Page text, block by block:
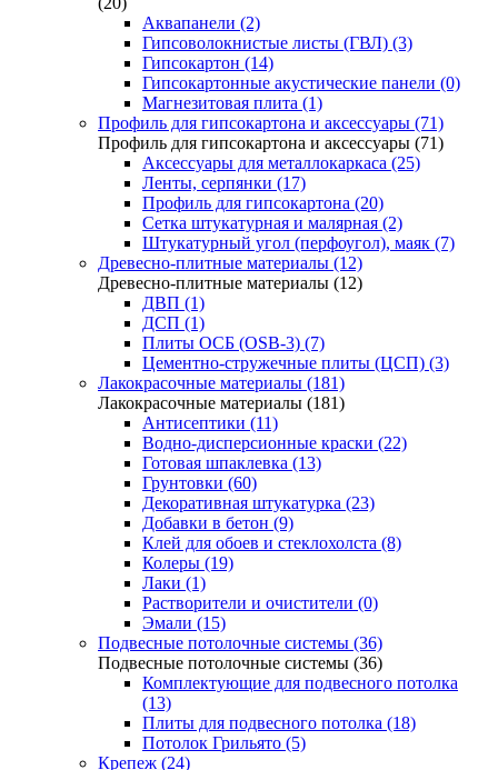
Аквапанели (2)
Гипсоволокнистые листы (ГВЛ) (3)
Гипсокартон (14)
Гипсокартонные акустические панели (0)
Магнезитовая плита (1)
Профиль для гипсокартона и аксессуары (71)
Профиль для гипсокартона и аксессуары (71)
Аксессуары для металлокаркаса (25)
Ленты, серпянки (17)
Профиль для гипсокартона (20)
Сетка штукатурная и малярная (2)
Штукатурный угол (перфоугол), маяк (7)
Древесно-плитные материалы (12)
Древесно-плитные материалы (12)
ДВП (1)
ДСП (1)
Плиты ОСБ (OSB-3) (7)
Цементно-стружечные плиты (ЦСП) (3)
Лакокрасочные материалы (181)
Лакокрасочные материалы (181)
Антисептики (11)
Водно-дисперсионные краски (22)
Готовая шпаклевка (13)
Грунтовки (60)
Декоративная штукатурка (23)
Добавки в бетон (9)
Клей для обоев и стеклохолста (8)
Колеры (19)
Лаки (1)
Растворители и очистители (0)
Эмали (15)
Подвесные потолочные системы (36)
Подвесные потолочные системы (36)
Комплектующие для подвесного потолка
(13)
Плиты для подвесного потолка (18)
Потолок Грильято (5)
Крепеж (24)